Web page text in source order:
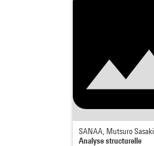
SANAA, Mutsuro Sasaki
Analyse structurelle